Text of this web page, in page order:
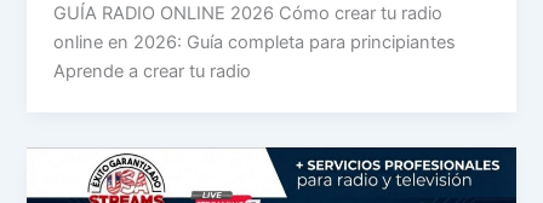
GUÍA RADIO ONLINE 2026 Cómo crear tu radio
online en 2026: Guía completa para principiantes
Aprende a crear tu radio